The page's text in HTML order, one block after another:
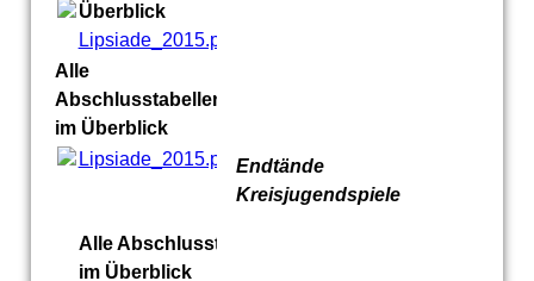
Überblick
Lipsiade_2015.pdf
Alle
Abschlusstabellen
im Überblick
Lipsiade_2015.pdf (95.5KB)
Endtände
Kreisjugendspiele
Alle Abschlusstabellen
im Überblick